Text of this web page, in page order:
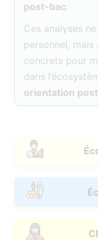
post-bac.
Ces analyses
personnel,
concrets pour
dans
orientation